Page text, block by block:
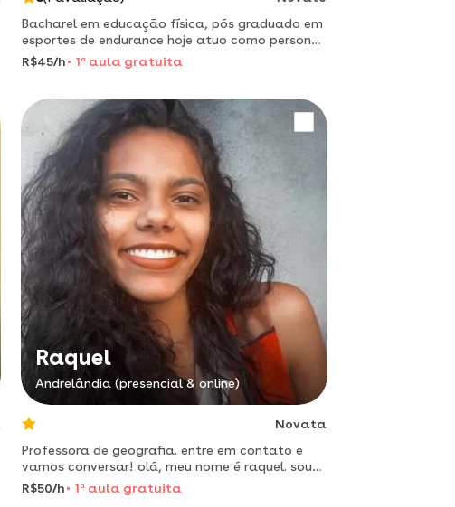
Bacharel em educação física, pós graduado em
esportes de endurance hoje atuo como personal
trainer em academias e com atendimentos on-
R$45/h 1 aaula gratuita
Raquel
Andrelândia (presencial & online)
Novata
Professora de geografia. entre em contato e
vamos conversar! olá, meu nome é raquel. sou
professora particular de geografia, graduada
pela universidade
R$50/h 1 aaula gratuita